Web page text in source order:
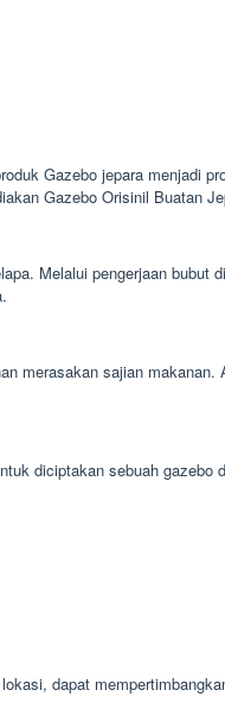
Gazebo jepara menjadi
Gazebo Orisinil Buatan
Melalui pengerjaan
merasakan sajian
diciptakan sebuah
dapat